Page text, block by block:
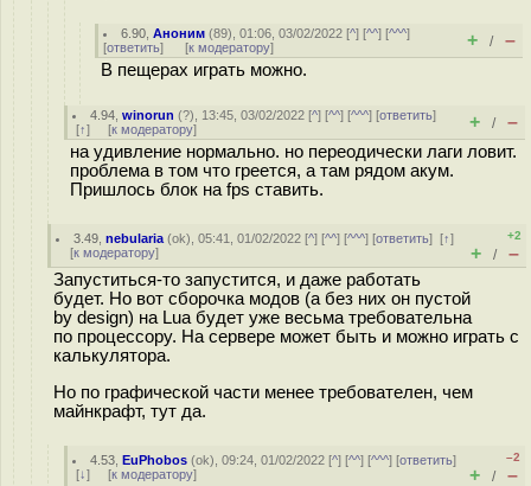
6.90 ,Аноним (89), 01:06, 03/02/2022 [^] [^^] [^^^]
[ответить] [к модератору] + / –
В пещерах играть можно.
4.94 ,winorun (?), 13:45, 03/02/2022 [^] [^^] [^^^] [ответить]
[↑] [к модератору] + / –
на удивление нормально. но переодически лаги ловит.
проблема в том что греется, а там рядом акум.
Пришлось блок на fps ставить.
3.49 ,nebularia (ok), 05:41, 01/02/2022 [^] [^^] [^^^] [ответить][↑]
[к модератору]
+2
+ / –
Запуститься-то запустится, и даже работать
будет. Но вот сборочка модов (а без них он пустой
by design) на Lua будет уже весьма требовательна
по процессору. На сервере может быть и можно играть с
калькулятора.
Но по графической части менее требователен, чем
майнкрафт, тут да.
4.53 ,EuPhobos (ok), 09:24, 01/02/2022 [^] [^^] [^^^] [ответить]
[↓] [к модератору]
–2
+ / –